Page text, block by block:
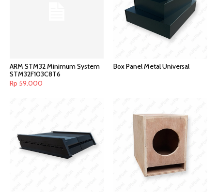
ARM STM32 Minimum System
STM32F103C8T6
Rp 59.000
Box Panel Metal Universal